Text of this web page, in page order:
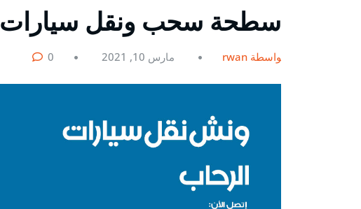
سطحة سحب ونقل سيارات 24/7
بواسطة rwan مارس 10, 2021 0